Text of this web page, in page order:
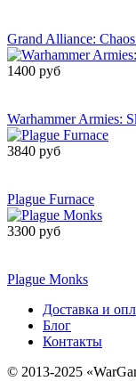
Grand Alliance:
1400 руб
Warhammer Armies:
3840 руб
Plague Furnace
3300 руб
Plague Monks
Доставка и
Блог
Контакты
© 2013-2025